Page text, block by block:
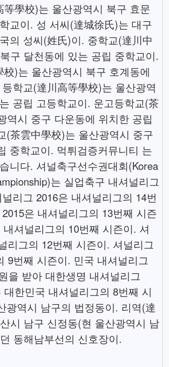
學校)는 울산광역시 북구 효문
교이. 성 서씨(達城徐氏)는 대구
의 성씨(姓氏)이. 중학교(達川中
구 달천동에 있는 공립 중학교이.
)는 울산광역시 북구 호계동에
학교(達川高等學校)는 울산광역
공립 고등학교이. 운고등학교(茶
역시 중구 다운동에 위치한 공립
(茶雲中學校)는 울산광역시 중구
중학교이. 먹튀검증커뮤니티 는
니다. 셔널축구선수권대회(Korea
는 실업축구 내셔널리그
리그 2016은 내셔널리그의 14번
은 내셔널리그의 13번째 시즌
셔널리그의 10번째 시즌이. 셔
리그의 12번째 시즌이. 셔널리그
9번째 시즌이. 민국 내셔널리그
을 받아 대한생명 내셔널리그
한민국 내셔널리그의 8번째 시
광역시 남구의 법정동이. 리역(達
시 남구 신정동(현 울산광역시 남
동해남부선의 신호장이.